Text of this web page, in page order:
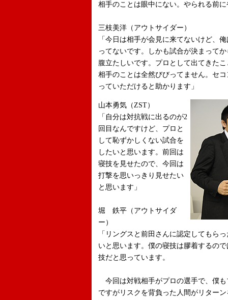
相手のことは眼中にない。やられる前
三枝美洋（アウトサイダー）
「今日は相手が会見に来てないけど、
ってないです。しかも試合が決まって
腹立たしいです。プロとして出てきた
相手のことは全然びびってません。セ
っていただけると助かります」
山本勇気（ZST）
「自分は対抗戦に出るのが2
回目なんですけど、プロと
して恥ずかしくない試合を
したいと思います。前回は
寝技を見せたので、今回は
打撃を思いっきり見せたい
と思います」
堀 鉄平（アウトサイダ
ー）
「リングスと前田さんに認定してもら
いと思います。僕の寝技は膠着するの
技だと思っています。
今回は対戦相手がプロの選手で、僕
ですがリスクを背負った人間がリター